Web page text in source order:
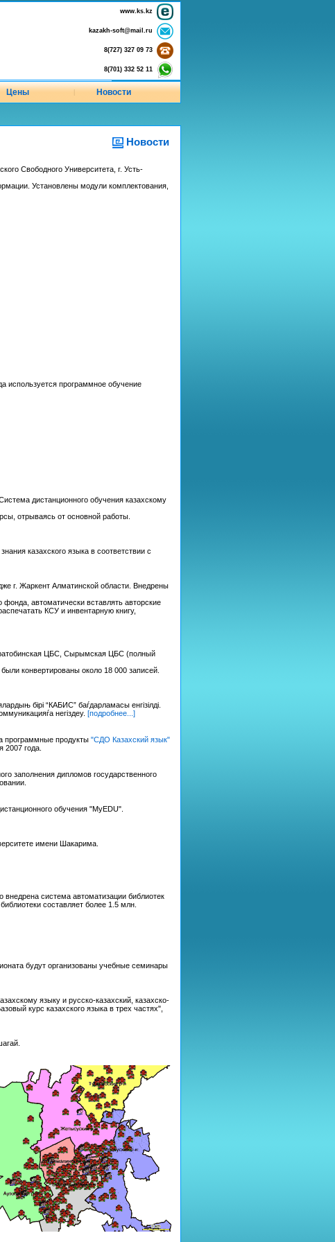
www.ks.kz
kazakh-soft@mail.ru
8(727) 327 09 73
8(701) 332 52 11
Цены Новости
Новости
Свободного Университета, г. Усть-
Установлены модули комплектования,
используется программное обучение
дистанционного обучения казахскому
отрываясь от основной работы.
казахского языка в соответствии с
г. Жаркент Алматинской области. Внедрены
фонда, автоматически вставлять авторские
КСУ и инвентарную книгу,
ЦБС, Сырымская ЦБС (полный
конвертированы около 18 000 записей.
бірі “КАБИС” баѓдарламасы енгізілді.
негіздеу. [подробнее...]
программные продукты "СДО Казахский язык"
2007 года.
заполнения дипломов государственного
обучения "MyEDU".
имени Шакарима.
внедрена система автоматизации библиотек
составляет более 1.5 млн.
будут организованы учебные семинары
языку и русско-казахский, казахско-
курс казахского языка в трех частях",